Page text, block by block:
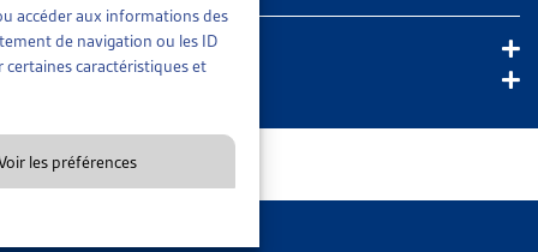
accéder aux informations des
de navigation ou les ID
caractéristiques et
les préférences
liste d’attente, merci de votre compréhension.